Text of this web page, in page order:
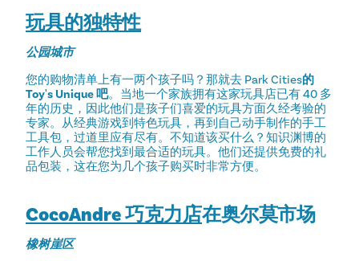
玩具的独特性
公园城市
您的购物清单上有一两个孩子吗？那就去 Park Cities的
Toy's Unique 吧。当地一个家族拥有这家玩具店已有 40 多
年的历史，因此他们是孩子们喜爱的玩具方面久经考验的
专家。从经典游戏到特色玩具，再到自己动手制作的手工
工具包，过道里应有尽有。不知道该买什么？知识渊博的
工作人员会帮您找到最合适的玩具。他们还提供免费的礼
品包装，这在您为几个孩子购买时非常方便。
CocoAndre 巧克力店在奥尔莫市场
橡树崖区